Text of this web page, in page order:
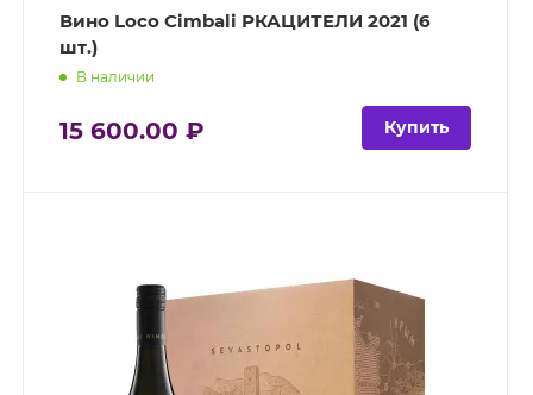
Вино Loco Cimbali РКАЦИТЕЛИ 2021 (6
шт.)
В наличии
15 600.00 ₽ Купить